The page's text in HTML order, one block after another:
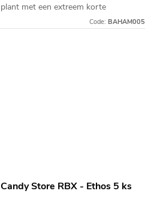
plant met een extreem korte
bloeitijd en een opvallende paarse
Code:BAHAM005
Candy Store RBX - Ethos 5 ks